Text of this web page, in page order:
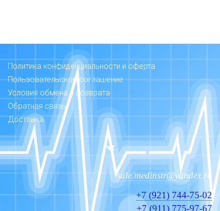
Политика конфиденциальности и оферта
Пользовательское соглашение
Условия обмена и возврата
Обратная связь
Доставка
sale.medinstr@yandex.ru
+7 (921) 744-75-02
+7 (911) 775-97-67